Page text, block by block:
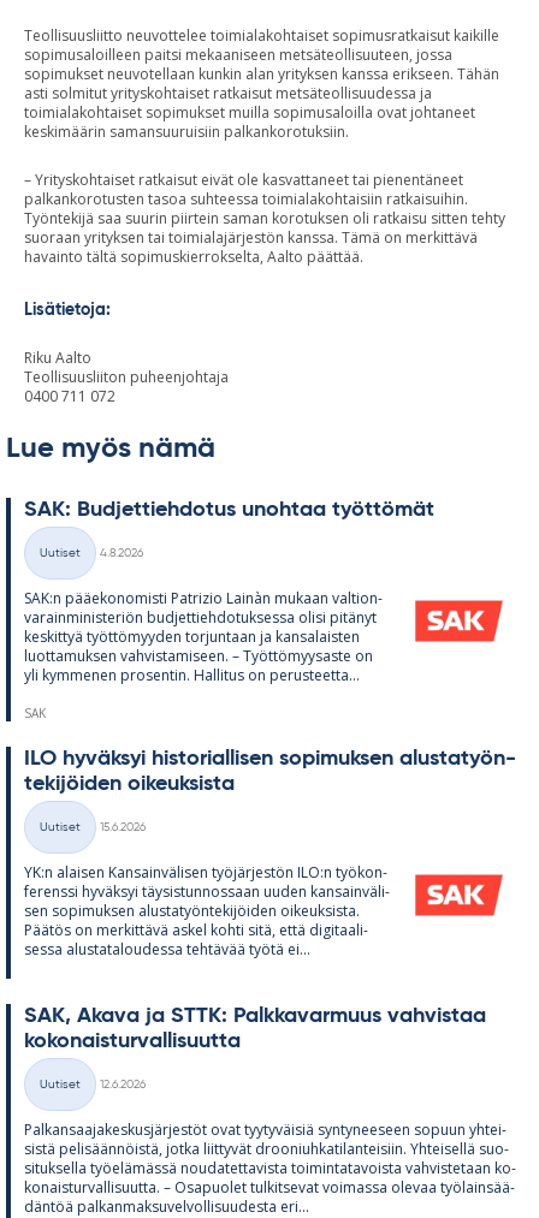
Teollisuusliitto neuvottelee toimialakohtaiset sopimusratkaisut kaikille
sopimusaloilleen paitsi mekaaniseen metsäteollisuuteen, jossa
sopimukset neuvotellaan kunkin alan yrityksen kanssa erikseen. Tähän
asti solmitut yrityskohtaiset ratkaisut metsäteollisuudessa ja
toimialakohtaiset sopimukset muilla sopimusaloilla ovat johtaneet
keskimäärin samansuuruisiin palkankorotuksiin.
– Yrityskohtaiset ratkaisut eivät ole kasvattaneet tai pienentäneet
palkankorotusten tasoa suhteessa toimialakohtaisiin ratkaisuihin.
Työntekijä saa suurin piirtein saman korotuksen oli ratkaisu sitten tehty
suoraan yrityksen tai toimialajärjestön kanssa. Tämä on merkittävä
havainto tältä sopimuskierrokselta, Aalto päättää.
Lisätietoja:
Riku Aalto
Teollisuusliiton puheenjohtaja
0400 711 072
Lue myös nämä
SAK: Bud­jet­tieh­do­tus unoh­taa työt­tö­mät
Kategoriat
Uutiset
4.8.2026
SAK:n pää­e­ko­no­misti Pat­rizio Lainàn mu­kaan val­tion­
va­rain­mi­nis­te­riön bud­jet­tieh­do­tuk­sessa olisi pi­tä­nyt
kes­kit­tyä työt­tö­myy­den tor­jun­taan ja kan­sa­lais­ten
luot­ta­muk­sen vah­vis­ta­mi­seen. – Työt­tö­myy­saste on
yli kym­me­nen pro­sen­tin. Hal­li­tus on pe­rus­teetta...
SAK
ILO hy­väk­syi his­to­rial­li­sen so­pi­muk­sen alus­ta­työn­
te­ki­jöi­den oi­keuk­sista
Kategoriat
Uutiset
15.6.2026
YK:n alai­sen Kan­sain­vä­li­sen työ­jär­jes­tön ILO:n työ­kon­
fe­renssi hy­väk­syi täy­sis­tun­nos­saan uu­den kan­sain­vä­li­
sen so­pi­muk­sen alus­ta­työn­te­ki­jöi­den oi­keuk­sista.
Pää­tös on mer­kit­tävä as­kel kohti sitä, että di­gi­taa­li­
sessa alus­ta­ta­lou­dessa teh­tä­vää työtä ei...
SAK, Akava ja STTK: Palk­ka­var­muus vah­vis­taa
ko­ko­nais­tur­val­li­suutta
Kategoriat
Uutiset
12.6.2026
Pal­kan­saa­ja­kes­kus­jär­jes­töt ovat tyy­ty­väi­siä syn­ty­nee­seen so­puun yh­tei­
sistä pe­li­sään­nöistä, jotka liit­ty­vät droo­niuh­ka­ti­lan­tei­siin. Yh­tei­sellä suo­
si­tuk­sella työ­elä­mässä nou­da­tet­ta­vista toi­min­ta­ta­voista vah­vis­te­taan ko­
ko­nais­tur­val­li­suutta. – Os­a­puo­let tul­kit­se­vat voi­massa ole­vaa työ­lain­sää­
dän­töä pal­kan­mak­su­vel­vol­li­suu­desta eri...